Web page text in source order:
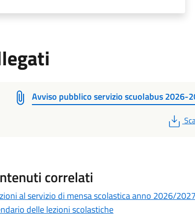
Avviso pubblico servizio scuolabus 2026-
correlati
al servizio di mensa scolastica anno 2026/2027
delle lezioni scolastiche